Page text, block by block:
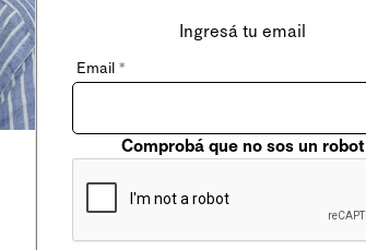
Ingresá tu email
Email *
Comprobá que no sos un robot